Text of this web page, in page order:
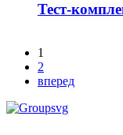
Тест-
1
2
вперед